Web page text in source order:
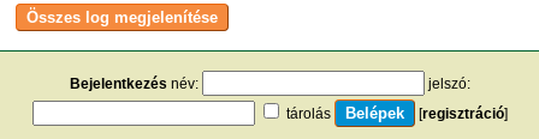
Bejelentkezés név:
jelszó:
tárolás
[regisztráció]